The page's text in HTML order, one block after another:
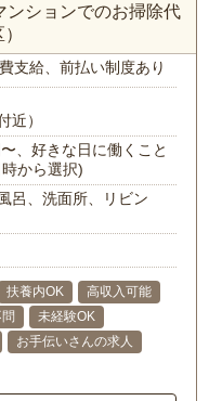
ンションでのお掃除代
費支給、前払い制度あり
近）
、好きな日に働くこと
から選択)
呂、洗面所、リビン
扶養内OK
高収入可能
未経験OK
お手伝いさんの求人